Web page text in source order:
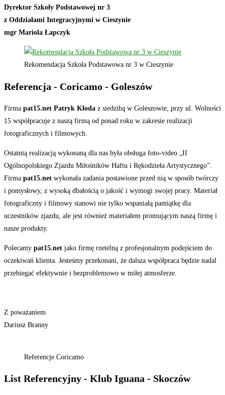
Dyrektor Szkoły Podstawowej nr 3
z Oddziałami Integracyjnymi w Cieszynie
mgr Mariola Łapczyk
Rekomendacja Szkoła Podstawowa nr 3 w Cieszynie
Referencja - Coricamo - Goleszów
Firma pat15.net Patryk Kłoda z siedzibą w Goleszowie, przy ul. Wolności
15 współpracuje z naszą firmą od ponad roku w zakresie realizacji
fotograficznych i filmowych.
Ostatnią realizacją wykonaną dla nas była obsługa foto-video „II
Ogólnopolskiego Zjazdu Miłośników Haftu i Rękodzieła Artystycznego”.
Firma pat15.net wykonała zadania postawione przed nią w sposób twórczy
i pomysłowy, z wysoką dbałością o jakość i wymogi swojej pracy. Materiał
fotograficzny i filmowy stanowi nie tylko wspaniałą pamiątkę dla
uczestników zjazdu, ale jest również materiałem promującym naszą firmę i
nasze produkty.
Polecamy pat15.net jako firmę rzetelną z profesjonalnym podejściem do
oczekiwań klienta. Jesteśmy przekonani, że dalsza współpraca będzie nadal
przebiegać efektywnie i bezproblemowo w miłej atmosferze.
Z poważaniem
Dariusz Branny
Referencje Coricamo
List Referencyjny - Klub Iguana - Skoczów